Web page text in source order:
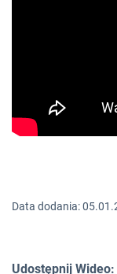
Data dodania:
Udostępnij Wideo: